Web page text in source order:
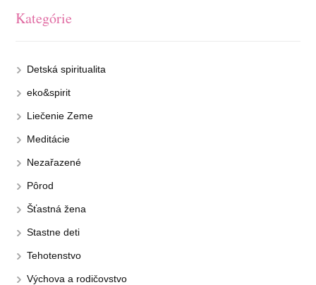
Kategórie
Detská spiritualita
eko&spirit
Liečenie Zeme
Meditácie
Nezařazené
Pôrod
Šťastná žena
Stastne deti
Tehotenstvo
Výchova a rodičovstvo